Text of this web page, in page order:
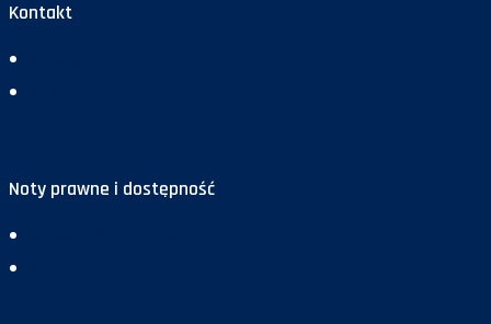
Kontakt
Noty prawne i dostępność